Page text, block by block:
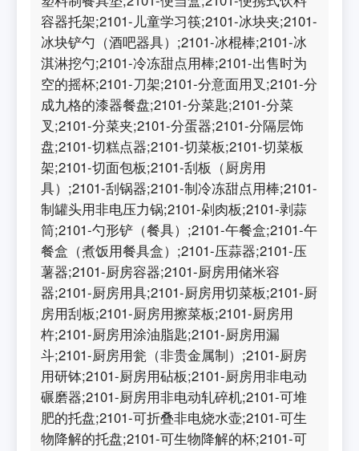
容器托架;2101-儿童学习筷;2101-冰块夹;2101-
冰块铲勺（酒吧器具）;2101-冰棍棒;2101-冰
淇淋挖勺;2101-冷冻甜点用棒;2101-出售时为
空的摇杯;2101-刀架;2101-分意面用叉;2101-分
成九格的漆器餐盘;2101-分菜匙;2101-分菜
叉;2101-分菜夹;2101-分蛋器;2101-分隔层饰
盘;2101-切糕点器;2101-切菜板;2101-切菜板
架;2101-切面包板;2101-刮板（厨房用
具）;2101-刮锅器;2101-制冷冻甜点用棒;2101-
制罐头用非电压力锅;2101-剁肉板;2101-剥蒜
筒;2101-勺形铲（餐具）;2101-午餐盒;2101-午
餐盒（煮饭用餐具盒）;2101-压蒜器;2101-压
薯器;2101-厨房容器;2101-厨房用储米容
器;2101-厨房用具;2101-厨房用切菜板;2101-厨
房用刮板;2101-厨房用擦菜板;2101-厨房用
杵;2101-厨房用涂油脂匙;2101-厨房用漏
斗;2101-厨房用瓮（非贵金属制）;2101-厨房
用研钵;2101-厨房用砧板;2101-厨房用非电动
碾磨器;2101-厨房用非电动轧碎机;2101-可堆
肥的托盘;2101-可折叠非电烧水壶;2101-可生
物降解的托盘;2101-可生物降解的杯;2101-可